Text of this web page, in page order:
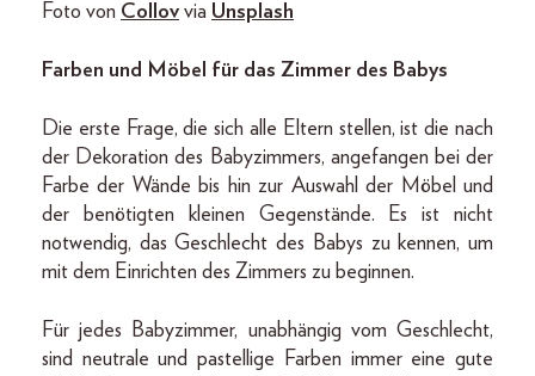
Foto von Collov via Unsplash
Farben und Möbel für das Zimmer des Babys
Die erste Frage, die sich alle Eltern stellen, ist die nach
der Dekoration des Babyzimmers, angefangen bei der
Farbe der Wände bis hin zur Auswahl der Möbel und
der benötigten kleinen Gegenstände. Es ist nicht
notwendig, das Geschlecht des Babys zu kennen, um
mit dem Einrichten des Zimmers zu beginnen.
Für jedes Babyzimmer, unabhängig vom Geschlecht,
sind neutrale und pastellige Farben immer eine gute